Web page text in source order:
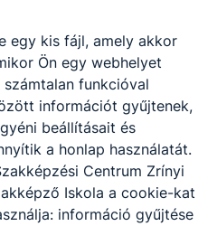
egy kis fájl, amely akkor
Ön egy webhelyet
funkcióval
információt gyűjtenek,
beállításait és
a honlap használatát.
Centrum Zrínyi
Iskola a cookie-kat
információ gyűjtése